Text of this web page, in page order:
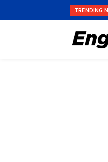
TRENDING